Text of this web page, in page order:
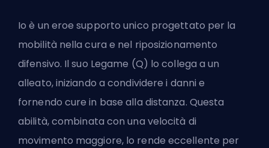
Io è un eroe supporto unico progettato per la
mobilità nella cura e nel riposizionamento
difensivo. Il suo Legame (Q) lo collega a un
alleato, iniziando a condividere i danni e
fornendo cure in base alla distanza. Questa
abilità, combinata con una velocità di
movimento maggiore, lo rende eccellente per